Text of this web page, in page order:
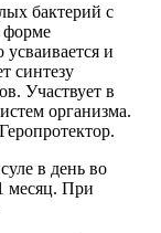
бактерий с
форме
и
синтезу
Участвует в
организма.
в день во
месяц. При